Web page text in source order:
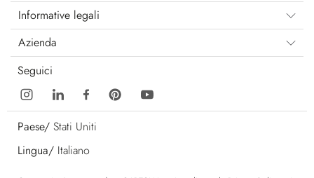
Informative legali
Azienda
Seguici
Paese/ Stati Uniti
Lingua/ Italiano